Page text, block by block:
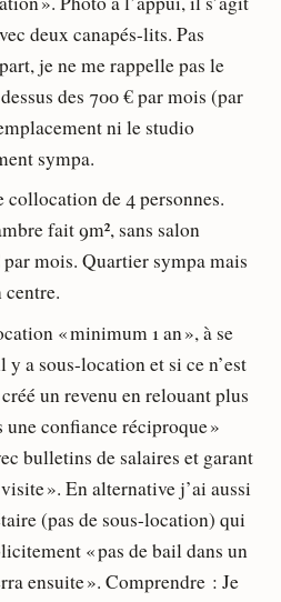
deux canapés-lits. Pas
je ne me rappelle pas le
des 700 € par mois (par
ni le studio
sympa.
collocation de 4 personnes.
fait 9m², sans salon
mois. Quartier sympa mais
centre.
« minimum 1 an », à se
a sous-location et si ce n’est
un revenu en relouant plus
une confiance réciproque »
bulletins de salaires et garant
». En alternative j’ai aussi
(pas de sous-location) qui
« pas de bail dans un
ensuite ». Comprendre : Je